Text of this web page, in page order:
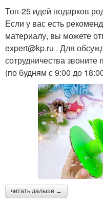
Топ-25 идей подарков
Если у вас есть
материалу, вы можете
expert@kp.ru . Для
сотрудничества
(по будням с 9:00 до
читать дальше →